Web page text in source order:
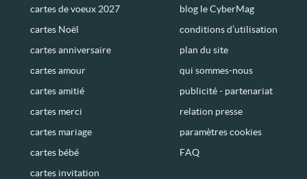
cartes de voeux 2027
cartes Noël
cartes anniversaire
cartes amour
cartes amitié
cartes merci
cartes mariage
cartes bébé
cartes invitation
blog le CyberMag
conditions d’utilisation
plan du site
qui sommes-nous
publicité - partenariat
relation presse
paramètres cookies
FAQ